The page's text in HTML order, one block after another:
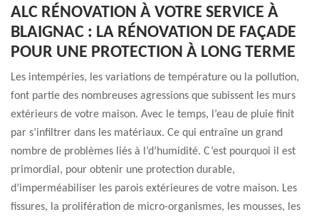
ALC RÉNOVATION À VOTRE SERVICE À
BLAIGNAC : LA RÉNOVATION DE FAÇADE
POUR UNE PROTECTION À LONG TERME
Les intempéries, les variations de température ou la pollution,
font partie des nombreuses agressions que subissent les murs
extérieurs de votre maison. Avec le temps, l’eau de pluie finit
par s’infiltrer dans les matériaux. Ce qui entraîne un grand
nombre de problèmes liés à l’d’humidité. C’est pourquoi il est
primordial, pour obtenir une protection durable,
d’imperméabiliser les parois extérieures de votre maison. Les
fissures, la prolifération de micro-organismes, les mousses, les